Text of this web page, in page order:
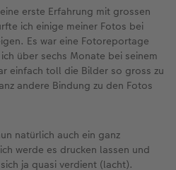
erste Erfahrung mit grossen
ich einige meiner Fotos bei
Es war eine Fotoreportage
über sechs Monate bei seinem
einfach toll die Bilder so gross zu
andere Bindung zu den Fotos
natürlich auch ein ganz
werde es drucken lassen und
ja quasi verdient (lacht).